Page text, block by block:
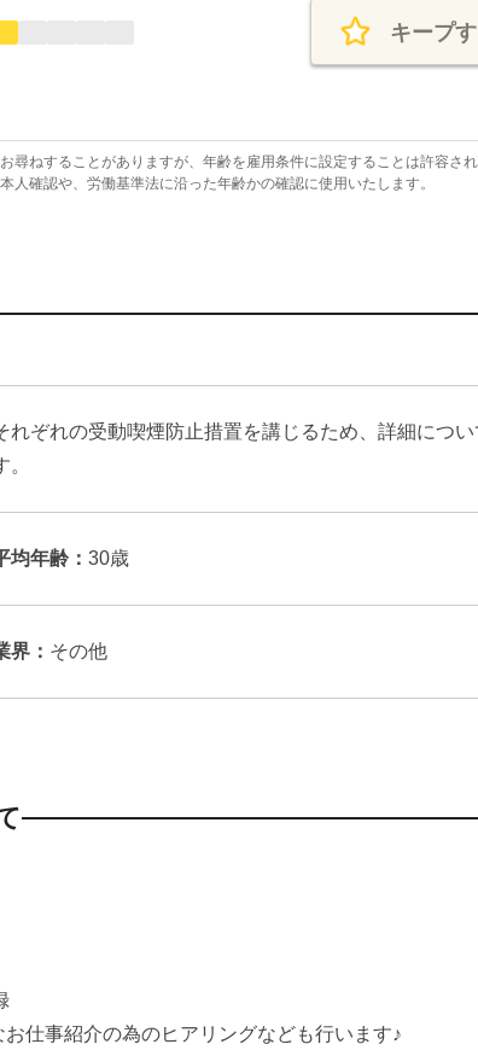
キープ
尋ねすることがありますが、年齢を雇用条件に設定することは許容され
人確認や、労働基準法に沿った年齢かの確認に使用いたします。
れぞれの受動喫煙防止措置を講じるため、詳細につ
。
均年齢： 30歳
界： その他
仕事紹介の為のヒアリングなども行います♪